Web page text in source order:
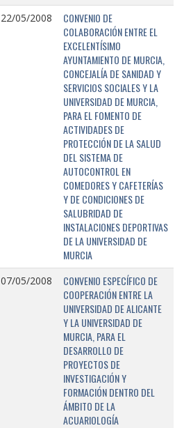
22/05/2008
CONVENIO DE
COLABORACIÓN ENTRE EL
EXCELENTÍSIMO
AYUNTAMIENTO DE MURCIA,
CONCEJALÍA DE SANIDAD Y
SERVICIOS SOCIALES Y LA
UNIVERSIDAD DE MURCIA,
PARA EL FOMENTO DE
ACTIVIDADES DE
PROTECCIÓN DE LA SALUD
DEL SISTEMA DE
AUTOCONTROL EN
COMEDORES Y CAFETERÍAS
Y DE CONDICIONES DE
SALUBRIDAD DE
INSTALACIONES DEPORTIVAS
DE LA UNIVERSIDAD DE
MURCIA
07/05/2008
CONVENIO ESPECÍFICO DE
COOPERACIÓN ENTRE LA
UNIVERSIDAD DE ALICANTE
Y LA UNIVERSIDAD DE
MURCIA, PARA EL
DESARROLLO DE
PROYECTOS DE
INVESTIGACIÓN Y
FORMACIÓN DENTRO DEL
ÁMBITO DE LA
ACUARIOLOGÍA